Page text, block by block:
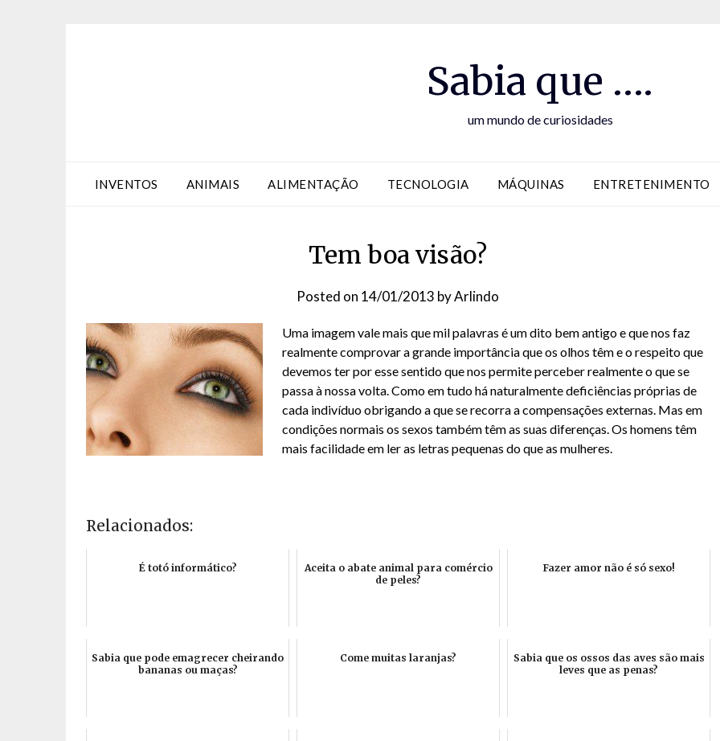
Sabia que ….
um mundo de curiosidades
INVENTOS ANIMAIS ALIMENTAÇÃO TECNOLOGIA MÁQUINAS ENTRETENIMENTO
Tem boa visão?
Posted on 14/01/2013 byArlindo
Uma imagem vale mais que mil palavras é um dito bem antigo e que nos faz
realmente comprovar a grande importância que os olhos têm e o respeito que
devemos ter por esse sentido que nos permite perceber realmente o que se
passa à nossa volta. Como em tudo há naturalmente deficiências próprias de
cada indivíduo obrigando a que se recorra a compensações externas. Mas em
condições normais os sexos também têm as suas diferenças. Os homens têm
mais facilidade em ler as letras pequenas do que as mulheres.
Relacionados:
É totó informático?
Aceita o abate animal para comércio
de peles?
Fazer amor não é só sexo!
Sabia que pode emagrecer cheirando
bananas ou maças?
Come muitas laranjas?
Sabia que os ossos das aves são mais
leves que as penas?